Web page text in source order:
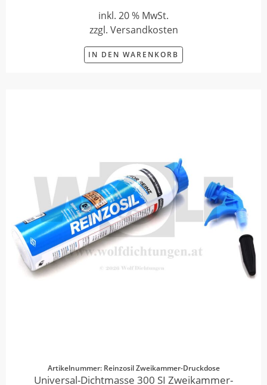
inkl. 20 % MwSt.
zzgl. Versandkosten
IN DEN WARENKORB
Artikelnummer: Reinzosil Zweikammer-Druckdose
Universal-Dichtmasse 300 SI Zweikammer-